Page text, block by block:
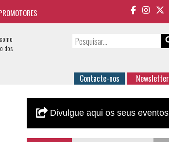
dos
Contacte-nos Newsletter
Divulgue aqui os seus eventos